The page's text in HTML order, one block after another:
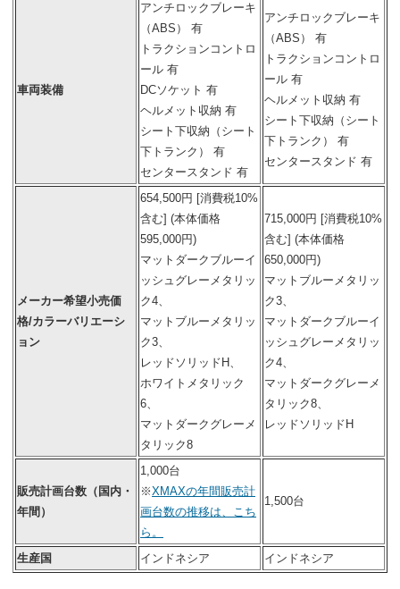
車両装備
アンチロックブレーキ
（ABS） 有
トラクションコントロ
ール 有
DCソケット 有
ヘルメット収納 有
シート下収納（シート
下トランク） 有
センタースタンド 有
アンチロックブレーキ
（ABS） 有
トラクションコントロ
ール 有
ヘルメット収納 有
シート下収納（シート
下トランク） 有
センタースタンド 有
メーカー希望小売価
格/カラーバリエーシ
ョン
654,500円 [消費税10%
含む] (本体価格
595,000円)
マットダークブルーイ
ッシュグレーメタリッ
ク4、
マットブルーメタリッ
ク3、
レッドソリッドH、
ホワイトメタリック
6、
マットダークグレーメ
タリック8
715,000円 [消費税10%
含む] (本体価格
650,000円)
マットブルーメタリッ
ク3、
マットダークブルーイ
ッシュグレーメタリッ
ク4、
マットダークグレーメ
タリック8、
レッドソリッドH
販売計画台数（国内・
年間）
1,000台
※XMAXの年間販売計
画台数の推移は、こち
ら。
1,500台
生産国 インドネシア インドネシア